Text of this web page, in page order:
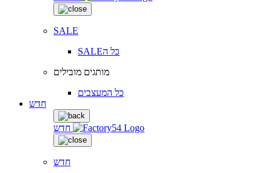
SALE
SALEכל ה
מותגים מובילים
כל המעצבים
חדש
חדש
חדש